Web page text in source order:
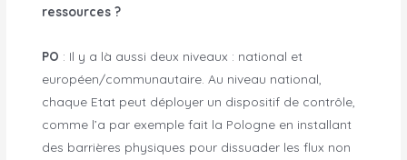
ressources ?
PO : Il y a là aussi deux niveaux : national et
européen/communautaire. Au niveau national,
chaque Etat peut déployer un dispositif de contrôle,
comme l’a par exemple fait la Pologne en installant
des barrières physiques pour dissuader les flux non